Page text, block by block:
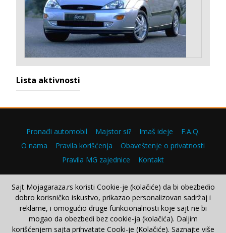
Lista aktivnosti
Pronađi automobil Majstor si? Imaš ideje
F.A.Q.
O nama
Pravila korišćenja
Obaveštenje o privatnosti
Pravila MG zajednice
Kontakt
Copyright © 2000–2026.
Sajt Mojagaraza.rs koristi Cookie-je (kolačiće) da bi obezbedio
dobro korisničko iskustvo, prikazao personalizovan sadržaj i
reklame, i omogućio druge funkcionalnosti koje sajt ne bi
mogao da obezbedi bez cookie-ja (kolačića). Daljim
korišćenjem sajta prihvatate Cooki-je (Kolačiće). Saznajte više